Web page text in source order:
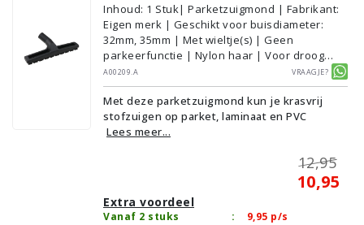
Inhoud: 1 Stuk| Parketzuigmond | Fabrikant:
Eigen merk | Geschikt voor buisdiameter:
32mm, 35mm | Met wieltje(s) | Geen
parkeerfunctie | Nylon haar | Voor droog
gebruik | Breedte: 30cm | Zonder verlichting |
Zonder kliksysteem | Zwart | Alternatief |
Geschikt voor vloertype: Plavuizen/Tegels,
Parket/Laminaat, PVC/Vinyl
A00209.A Vraagje?
Met deze parketzuigmond kun je krasvrij
stofzuigen op parket, laminaat en PVC
Lees meer...
12,95
10,95
Extra voordeel
Vanaf 2 stuks : 9,95 p/s